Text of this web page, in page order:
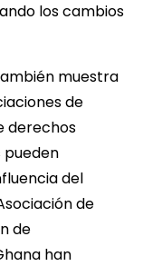
los cambios
muestra
de
derechos
pueden
del
de
de
han